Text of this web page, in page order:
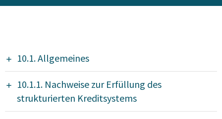
10.1. Allgemeines
10.1.1. Nachweise zur Erfüllung des
strukturierten Kreditsystems